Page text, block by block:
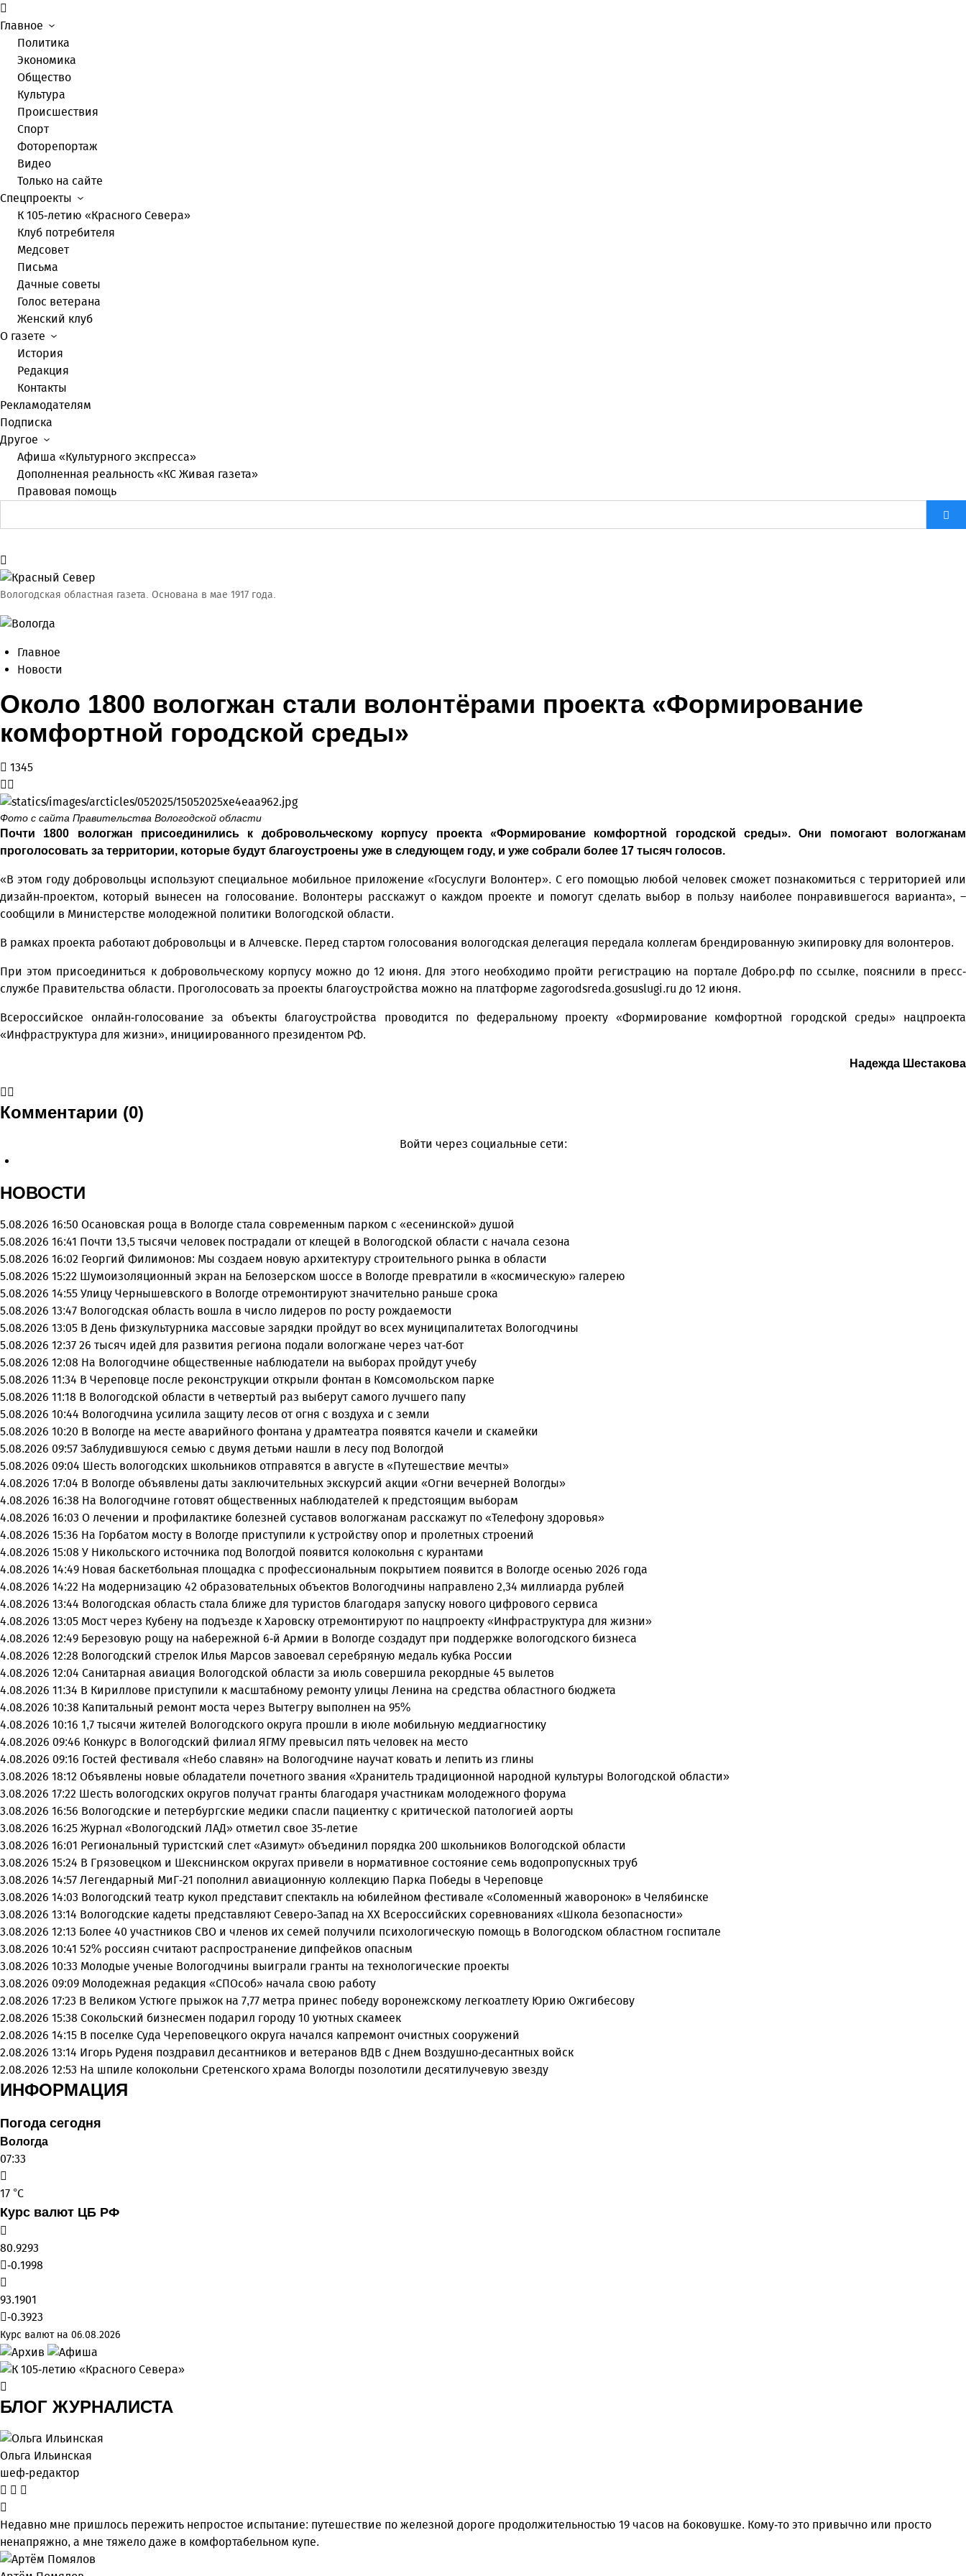
Главное
Политика
Экономика
Общество
Культура
Происшествия
Спорт
Фоторепортаж
Видео
Только на сайте
Спецпроекты
К 105-летию «Красного Севера»
Клуб потребителя
Медсовет
Письма
Дачные советы
Голос ветерана
Женский клуб
О газете
История
Редакция
Контакты
Рекламодателям
Подписка
Другое
Афиша «Культурного экспресса»
Дополненная реальность «КС Живая газета»
Правовая помощь
Вологодская областная газета. Основана в мае 1917 года.
Главное
Новости
Около 1800 вологжан стали волонтёрами проекта «Формирование
комфортной городской среды»
1345
Фото с сайта Правительства Вологодской области
Почти 1800 вологжан присоединились к добровольческому корпусу проекта «Формирование комфортной городской среды». Они помогают вологжанам
проголосовать за территории, которые будут благоустроены уже в следующем году, и уже собрали более 17 тысяч голосов.
«В этом году добровольцы используют специальное мобильное приложение «Госуслуги Волонтер». С его помощью любой человек сможет познакомиться с территорией или
дизайн-проектом, который вынесен на голосование. Волонтеры расскажут о каждом проекте и помогут сделать выбор в пользу наиболее понравившегося варианта», –
сообщили в Министерстве молодежной политики Вологодской области.
В рамках проекта работают добровольцы и в Алчевске. Перед стартом голосования вологодская делегация передала коллегам брендированную экипировку для волонтеров.
При этом присоединиться к добровольческому корпусу можно до 12 июня. Для этого необходимо пройти регистрацию на портале Добро.рф по ссылке, пояснили в пресс-
службе Правительства области. Проголосовать за проекты благоустройства можно на платформе zagorodsreda.gosuslugi.ru до 12 июня.
Всероссийское онлайн-голосование за объекты благоустройства проводится по федеральному проекту «Формирование комфортной городской среды» нацпроекта
«Инфраструктура для жизни», инициированного президентом РФ.​
Надежда Шестакова
Комментарии (0)
Войти через социальные сети:
НОВОСТИ
5.08.2026 16:50 Осановская роща в Вологде стала современным парком с «есенинской» душой
5.08.2026 16:41 Почти 13,5 тысячи человек пострадали от клещей в Вологодской области с начала сезона
5.08.2026 16:02 Георгий Филимонов: Мы создаем новую архитектуру строительного рынка в области
5.08.2026 15:22 Шумоизоляционный экран на Белозерском шоссе в Вологде превратили в «космическую» галерею
5.08.2026 14:55 Улицу Чернышевского в Вологде отремонтируют значительно раньше срока
5.08.2026 13:47 Вологодская область вошла в число лидеров по росту рождаемости
5.08.2026 13:05 В День физкультурника массовые зарядки пройдут во всех муниципалитетах Вологодчины
5.08.2026 12:37 26 тысяч идей для развития региона подали вологжане через чат-бот
5.08.2026 12:08 На Вологодчине общественные наблюдатели на выборах пройдут учебу
5.08.2026 11:34 В Череповце после реконструкции открыли фонтан в Комсомольском парке
5.08.2026 11:18 В Вологодской области в четвертый раз выберут самого лучшего папу
5.08.2026 10:44 Вологодчина усилила защиту лесов от огня с воздуха и с земли
5.08.2026 10:20 В Вологде на месте аварийного фонтана у драмтеатра появятся качели и скамейки
5.08.2026 09:57 Заблудившуюся семью с двумя детьми нашли в лесу под Вологдой
5.08.2026 09:04 Шесть вологодских школьников отправятся в августе в «Путешествие мечты»
4.08.2026 17:04 В Вологде объявлены даты заключительных экскурсий акции «Огни вечерней Вологды»
4.08.2026 16:38 На Вологодчине готовят общественных наблюдателей к предстоящим выборам
4.08.2026 16:03 О лечении и профилактике болезней суставов вологжанам расскажут по «Телефону здоровья»
4.08.2026 15:36 На Горбатом мосту в Вологде приступили к устройству опор и пролетных строений
4.08.2026 15:08 У Никольского источника под Вологдой появится колокольня с курантами
4.08.2026 14:49 Новая баскетбольная площадка с профессиональным покрытием появится в Вологде осенью 2026 года
4.08.2026 14:22 На модернизацию 42 образовательных объектов Вологодчины направлено 2,34 миллиарда рублей
4.08.2026 13:44 Вологодская область стала ближе для туристов благодаря запуску нового цифрового сервиса
4.08.2026 13:05 Мост через Кубену на подъезде к Харовску отремонтируют по нацпроекту «Инфраструктура для жизни»
4.08.2026 12:49 Березовую рощу на набережной 6-й Армии в Вологде создадут при поддержке вологодского бизнеса
4.08.2026 12:28 Вологодский стрелок Илья Марсов завоевал серебряную медаль кубка России
4.08.2026 12:04 Санитарная авиация Вологодской области за июль совершила рекордные 45 вылетов
4.08.2026 11:34 В Кириллове приступили к масштабному ремонту улицы Ленина на средства областного бюджета
4.08.2026 10:38 Капитальный ремонт моста через Вытегру выполнен на 95%
4.08.2026 10:16 1,7 тысячи жителей Вологодского округа прошли в июле мобильную меддиагностику
4.08.2026 09:46 Конкурс в Вологодский филиал ЯГМУ превысил пять человек на место
4.08.2026 09:16 Гостей фестиваля «Небо славян» на Вологодчине научат ковать и лепить из глины
3.08.2026 18:12 Объявлены новые обладатели почетного звания «Хранитель традиционной народной культуры Вологодской области»
3.08.2026 17:22 Шесть вологодских округов получат гранты благодаря участникам молодежного форума
3.08.2026 16:56 Вологодские и петербургские медики спасли пациентку с критической патологией аорты
3.08.2026 16:25 Журнал «Вологодский ЛАД» отметил свое 35-летие
3.08.2026 16:01 Региональный туристский слет «Азимут» объединил порядка 200 школьников Вологодской области
3.08.2026 15:24 В Грязовецком и Шекснинском округах привели в нормативное состояние семь водопропускных труб
3.08.2026 14:57 Легендарный МиГ-21 пополнил авиационную коллекцию Парка Победы в Череповце
3.08.2026 14:03 Вологодский театр кукол представит спектакль на юбилейном фестивале «Соломенный жаворонок» в Челябинске
3.08.2026 13:14 Вологодские кадеты представляют Северо-Запад на XX Всероссийских соревнованиях «Школа безопасности»
3.08.2026 12:13 Более 40 участников СВО и членов их семей получили психологическую помощь в Вологодском областном госпитале
3.08.2026 10:41 52% россиян считают распространение дипфейков опасным
3.08.2026 10:33 Молодые ученые Вологодчины выиграли гранты на технологические проекты
3.08.2026 09:09 Молодежная редакция «СПОсоб» начала свою работу
2.08.2026 17:23 В Великом Устюге прыжок на 7,77 метра принес победу воронежскому легкоатлету Юрию Ожгибесову
2.08.2026 15:38 Сокольский бизнесмен подарил городу 10 уютных скамеек
2.08.2026 14:15 В поселке Суда Череповецкого округа начался капремонт очистных сооружений
2.08.2026 13:14 Игорь Руденя поздравил десантников и ветеранов ВДВ с Днем Воздушно-десантных войск
2.08.2026 12:53 На шпиле колокольни Сретенского храма Вологды позолотили десятилучевую звезду
ИНФОРМАЦИЯ
Погода сегодня
Вологда
07:33
17 °C
Курс валют ЦБ РФ
80.9293
-0.1998
93.1901
-0.3923
Курс валют на 06.08.2026
БЛОГ ЖУРНАЛИСТА
Ольга Ильинская
шеф-редактор
Недавно мне пришлось пережить непростое испытание: путешествие по железной дороге продолжительностью 19 часов на боковушке. Кому-то это привычно или просто
ненапряжно, а мне тяжело даже в комфортабельном купе.